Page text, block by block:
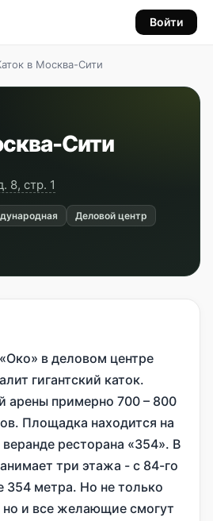
Войти
в Москва-Сити
Сити
8, стр. 1
Деловой центр
в деловом центре
гигантский каток.
арены примерно 700 – 800
Площадка находится на
ресторана «354». В
три этажа - с 84-го
354 метра. Но не только
но и все желающие смогут